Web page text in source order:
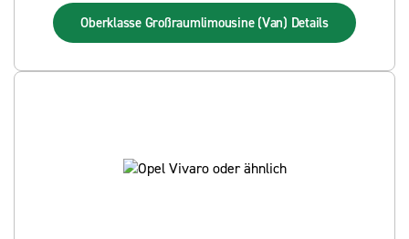
Oberklasse Großraumlimousine (Van) Details